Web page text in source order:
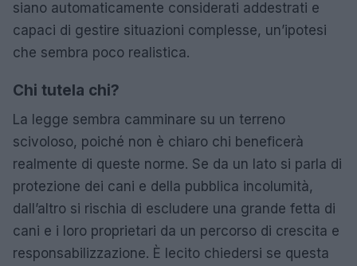
siano automaticamente considerati addestrati e
capaci di gestire situazioni complesse, un’ipotesi
che sembra poco realistica.
Chi tutela chi?
La legge sembra camminare su un terreno
scivoloso, poiché non è chiaro chi beneficerà
realmente di queste norme. Se da un lato si parla di
protezione dei cani e della pubblica incolumità,
dall’altro si rischia di escludere una grande fetta di
cani e i loro proprietari da un percorso di crescita e
responsabilizzazione. È lecito chiedersi se questa